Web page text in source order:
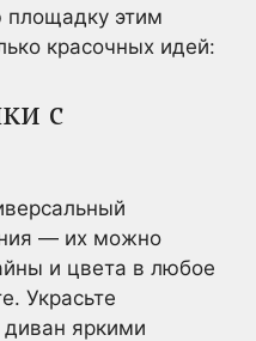
площадку этим
красочных идей:
с
— их можно
и цвета в любое
Украсьте
яркими